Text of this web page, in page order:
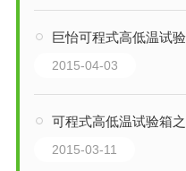
巨怡可程式高低温试
2015-04-03
可程式高低温试验箱
2015-03-11